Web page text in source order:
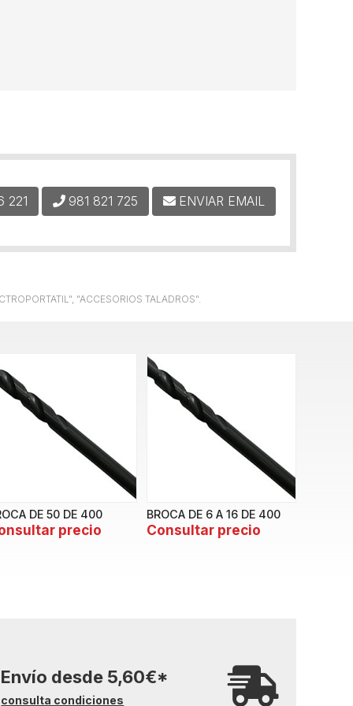
"ACCESORIOS TALADROS".
221 981 821 725 ENVIAR EMAIL
DE 50 DE 400
precio
BROCA DE 6 A 16 DE 400
Consultar precio
Envío desde 5,60€*
consulta condiciones